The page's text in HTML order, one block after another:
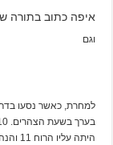
איפה כתוב בתורה
וגם
למחרת, כאשר נסעו
היתה